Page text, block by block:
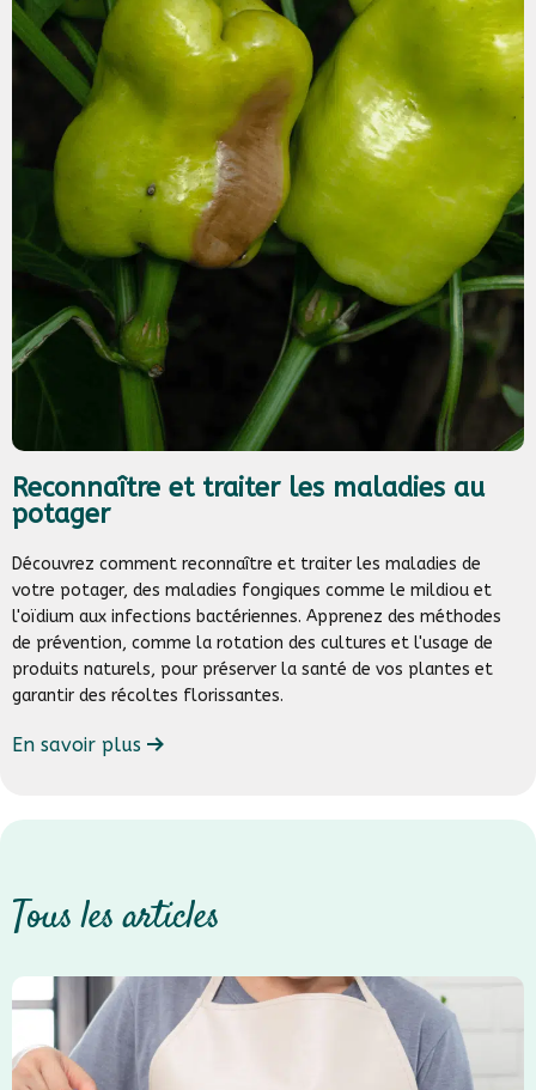
Reconnaître et traiter les maladies au
potager
Découvrez comment reconnaître et traiter les maladies de
votre potager, des maladies fongiques comme le mildiou et
l'oïdium aux infections bactériennes. Apprenez des méthodes
de prévention, comme la rotation des cultures et l'usage de
produits naturels, pour préserver la santé de vos plantes et
garantir des récoltes florissantes.
En savoir plus
Tous les articles